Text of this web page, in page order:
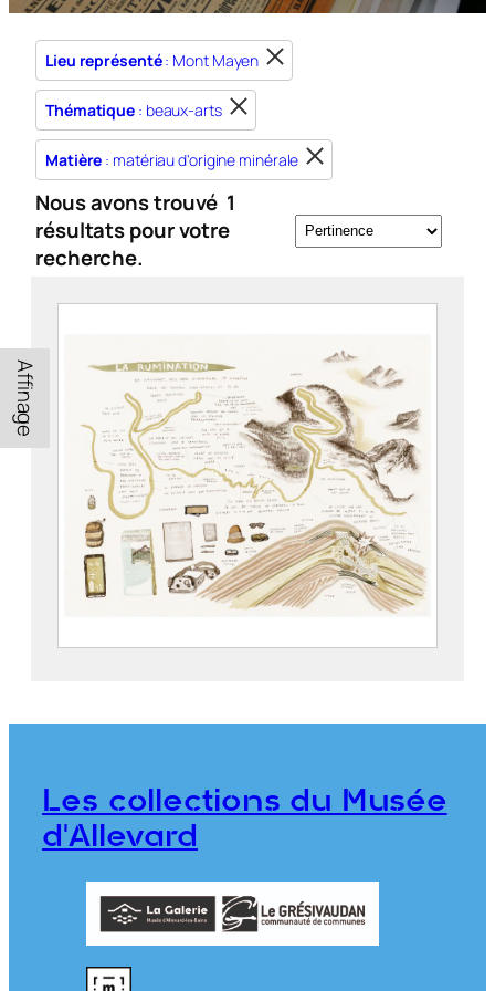
Lieu représenté: Mont Mayen
Thématique : beaux-arts
Matière : matériau d'origine minérale
Nous avons trouvé 1
résultats pour votre
recherche.
Affinage
Zone Blanche – La rumination
Les collections du Musée
d'Allevard